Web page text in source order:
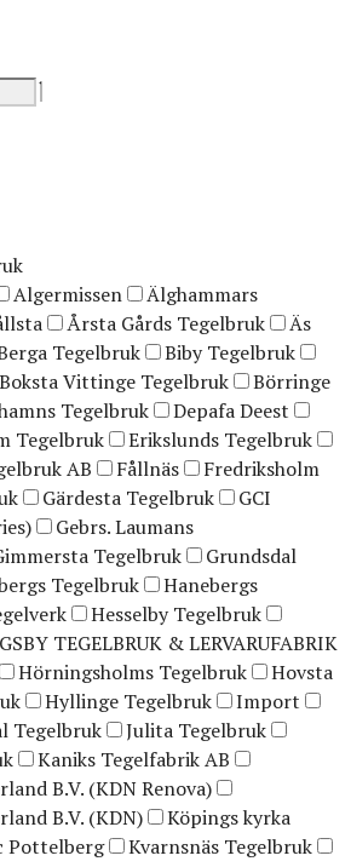
Algermissen
Älghammars
Årsta Gårds Tegelbruk
Äs
Tegelbruk
Biby Tegelbruk
Boksta Vittinge Tegelbruk
Börringe
Tegelbruk
Depafa Deest
Tegelbruk
Erikslunds Tegelbruk
AB Fållnäs
Fredriksholm
Gärdesta Tegelbruk
GCI
Gebrs. Laumans
Tegelbruk
Grundsdal
Tegelbruk
Hanebergs
Hesselby Tegelbruk
TEGELBRUK & LERVARUFABRIK
Hörningsholms Tegelbruk
Hovsta
Hyllinge Tegelbruk
Import
Tegelbruk
Julita Tegelbruk
Kaniks Tegelfabrik AB
B.V. (KDN Renova)
B.V. (KDN)
Köpings kyrka
Pottelberg
Kvarnsnäs Tegelbruk